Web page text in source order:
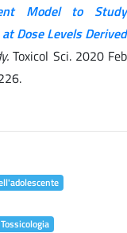
Model to Study
Dose Levels Derived
Toxicol Sci. 2020 Feb
Tossicologia